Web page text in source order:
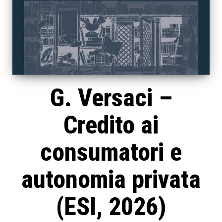
G. Versaci –
Credito ai
consumatori e
autonomia privata
(ESI, 2026)